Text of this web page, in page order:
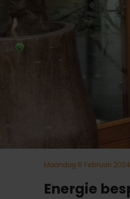
Maandag 6 Februari 2024
Energie